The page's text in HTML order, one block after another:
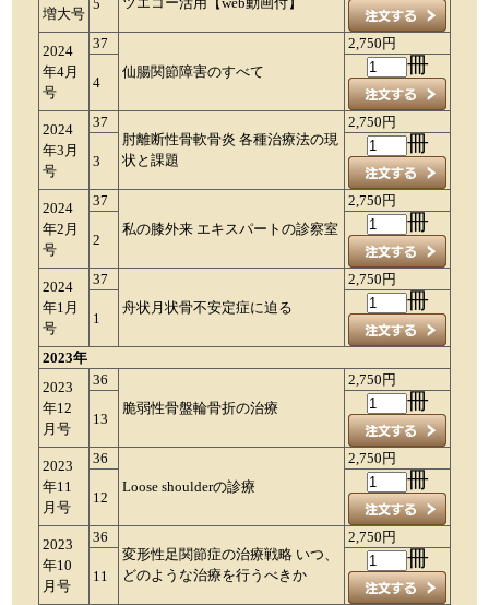
増大号
5
2024
年4月
号
37
仙腸関節障害のすべて
2,750円
4
冊
2024
年3月
号
37
肘離断性骨軟骨炎 各種治療法の現
状と課題
2,750円
3
冊
2024
年2月
号
37
私の膝外来 エキスパートの診察室
2,750円
2
冊
2024
年1月
号
37
舟状月状骨不安定症に迫る
2,750円
1
冊
2023年
2023
年12
月号
36
脆弱性骨盤輪骨折の治療
2,750円
13
冊
2023
年11
月号
36
Loose shoulderの診療
2,750円
12
冊
2023
年10
月号
36
変形性足関節症の治療戦略 いつ、
どのような治療を行うべきか
2,750円
11
冊